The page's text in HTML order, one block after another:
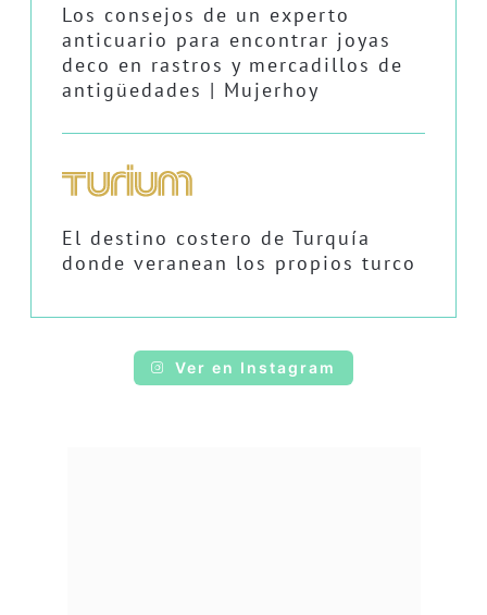
Los consejos de un experto
anticuario para encontrar joyas
deco en rastros y mercadillos de
antigüedades | Mujerhoy
El destino costero de Turquía
donde veranean los propios turco
Ver en Instagram